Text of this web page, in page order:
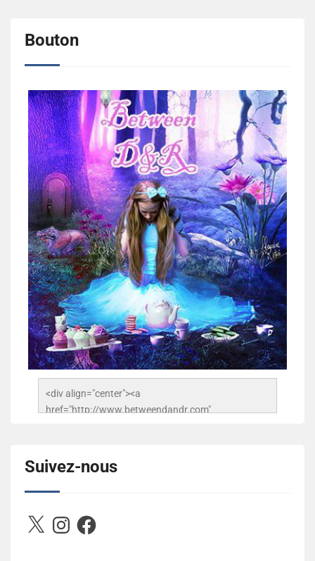
Bouton
<div align="center"><a
href="http://www.betweendandr.com"
503716673157532-2788222864243652657-n.jpg"
alt="Between D&R" style="border:none;" /></a>
</div>
Suivez-nous
X InstagramFacebook